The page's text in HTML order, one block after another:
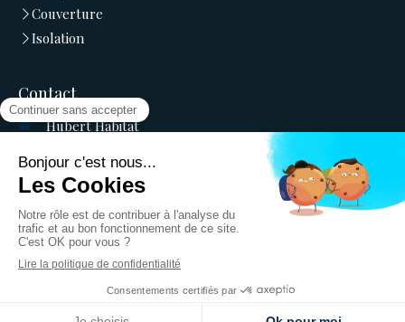
Couverture
Isolation
Contact
Hubert Habitat
33170 GRADIGNAN
Afficher le téléphone
Devis
Création et référencement du site par Simplébo
Site créé grâce à